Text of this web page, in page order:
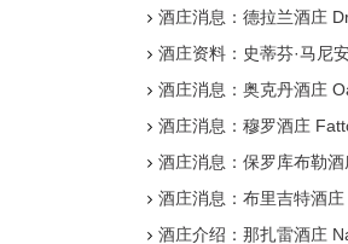
酒庄消息：德拉兰酒庄
酒庄资料：史蒂芬·马尼
酒庄消息：奥克丹酒庄
酒庄消息：穆罗酒庄
酒庄消息：保罗库布勒
酒庄消息：布里吉特酒
酒庄介绍：那扎雷酒庄